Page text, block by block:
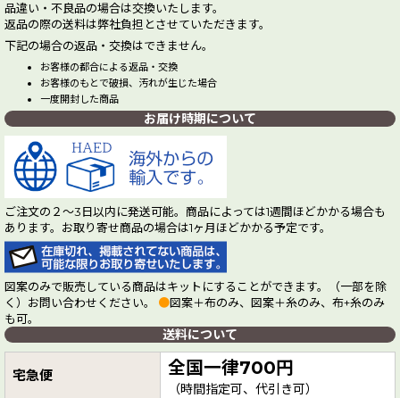
品違い・不良品の場合は交換いたします。
返品の際の送料は弊社負担とさせていただきます。
下記の場合の返品・交換はできません。
お客様の都合による返品・交換
お客様のもとで破損、汚れが生じた場合
一度開封した商品
お届け時期について
ご注文の２～3日以内に発送可能。商品によっては1週間ほどかかる場合も
あります。お取り寄せ商品の場合は1ヶ月ほどかかる予定です。
図案のみで販売している商品はキットにすることができます。（一部を除
く）お問い合わせください。 ●図案＋布のみ、図案＋糸のみ、布+糸のみ
も可。
送料について
宅急便 全国一律700円
（時間指定可、代引き可）